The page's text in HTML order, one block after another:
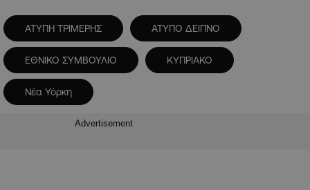
ΑΤΥΠΗ ΤΡΙΜΕΡΗΣ ΑΤΥΠΟ ΔΕΙΠΝΟ
ΕΘΝΙΚΟ ΣΥΜΒΟΥΛΙΟ ΚΥΠΡΙΑΚΟ
Νέα Υόρκη
Advertisement